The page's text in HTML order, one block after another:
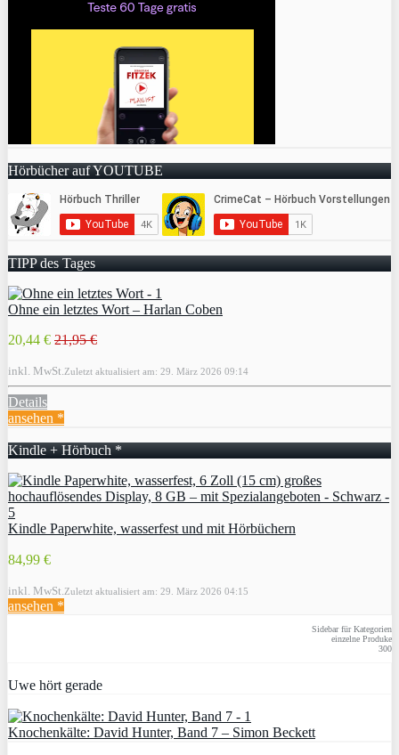
Hörbücher auf YOUTUBE
TIPP des Tages
Ohne ein letztes Wort – Harlan Coben
20,44 € 21,95 €
inkl. MwSt. Zuletzt aktualisiert am: 29. März 2026 09:14
Details
ansehen *
Kindle + Hörbuch *
Kindle Paperwhite, wasserfest und mit Hörbüchern
84,99 €
inkl. MwSt. Zuletzt aktualisiert am: 29. März 2026 04:15
ansehen *
Sidebar für Kategorien
einzelne Produke
300
Uwe hört gerade
Knochenkälte: David Hunter, Band 7 – Simon Beckett